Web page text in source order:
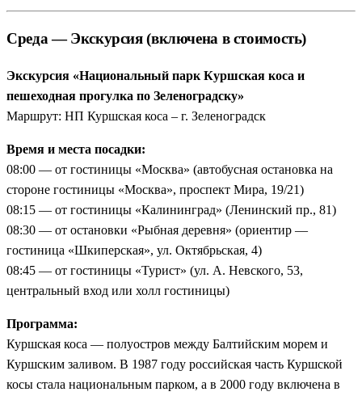
Среда — Экскурсия (включена в стоимость)
Экскурсия «Национальный парк Куршская коса и
пешеходная прогулка по Зеленоградску»
Маршрут: НП Куршская коса – г. Зеленоградск
Время и места посадки:
08:00 — от гостиницы «Москва» (автобусная остановка на
стороне гостиницы «Москва», проспект Мира, 19/21)
08:15 — от гостиницы «Калининград» (Ленинский пр., 81)
08:30 — от остановки «Рыбная деревня» (ориентир —
гостиница «Шкиперская», ул. Октябрьская, 4)
08:45 — от гостиницы «Турист» (ул. А. Невского, 53,
центральный вход или холл гостиницы)
Программа:
Куршская коса — полуостров между Балтийским морем и
Куршским заливом. В 1987 году российская часть Куршской
косы стала национальным парком, а в 2000 году включена в